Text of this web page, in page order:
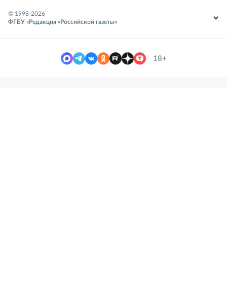
© 1998-2026
ФГБУ «Редакция «Российской газеты»
18+